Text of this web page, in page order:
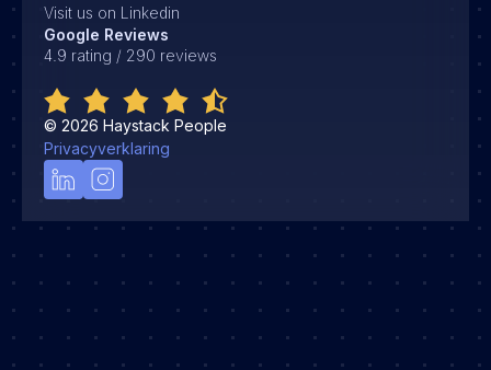
Visit us on Linkedin
Google Reviews
4.9 rating / 290 reviews
© 2026 Haystack People
Privacyverklaring